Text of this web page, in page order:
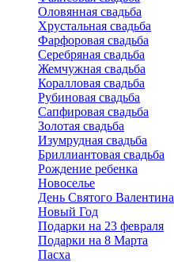
Оловянная свадьба
Хрустальная свадьба
Фарфоровая свадьба
Серебряная свадьба
Жемчужная свадьба
Коралловая свадьба
Рубиновая свадьба
Сапфировая свадьба
Золотая свадьба
Изумрудная свадьба
Бриллиантовая свадьба
Рождение ребенка
Новоселье
День Святого Валентина
Новый Год
Подарки на 23 февраля
Подарки на 8 Марта
Пасха